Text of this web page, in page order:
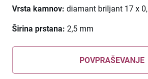
Vrsta kamnov: diamant briljant 17 x
Širina prstana: 2,5 mm
POVPRAŠEVANJE